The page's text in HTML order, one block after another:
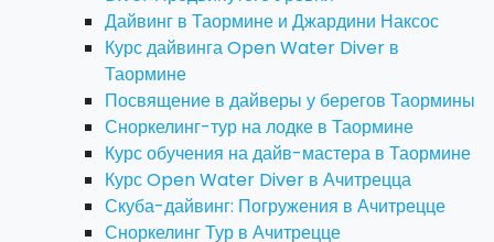
Дайвинг в Таормине и Джардини Наксос
Курс дайвинга Open Water Diver в
Таормине
Посвящение в дайверы у берегов Таормины
Сноркелинг-тур на лодке в Таормине
Курс обучения на дайв-мастера в Таормине
Курс Open Water Diver в Ачитрецца
Скуба-дайвинг: Погружения в Ачитрецце
Сноркелинг Тур в Ачитрецце